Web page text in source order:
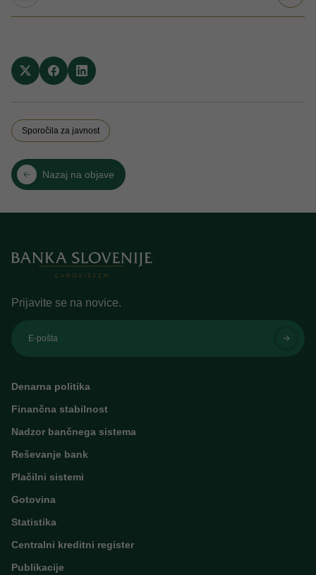
Sporočila za javnost
Nazaj na objave
Prijavite se na novice.
E-pošta
Denarna politika
Finančna stabilnost
Nadzor bančnega sistema
Reševanje bank
Plačilni sistemi
Gotovina
Statistika
Centralni kreditni register
Publikacije